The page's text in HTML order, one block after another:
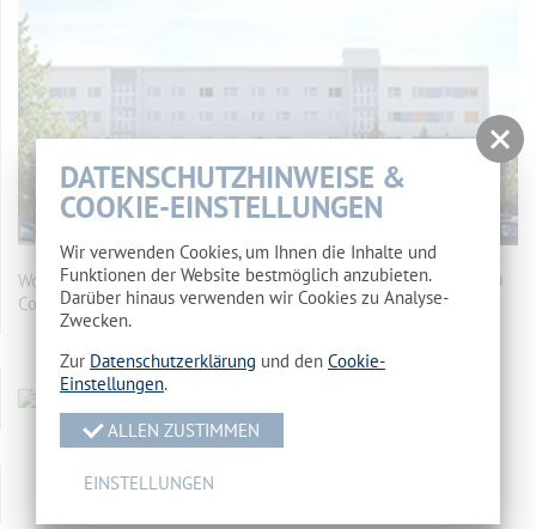
Wohnheim des Landkreises Spree-Neiße Makarenkostr. 5, 03050
Cottbusmehr…
DATENSCHUTZHINWEISE &
COOKIE-EINSTELLUNGEN
Wir verwenden Cookies, um Ihnen die Inhalte und
Funktionen der Website bestmöglich anzubieten.
Darüber hinaus verwenden wir Cookies zu Analyse-
Zwecken.
Zur Datenschutzerklärung und den Cookie-
Einstellungen.
ALLEN ZUSTIMMEN
EINSTELLUNGEN